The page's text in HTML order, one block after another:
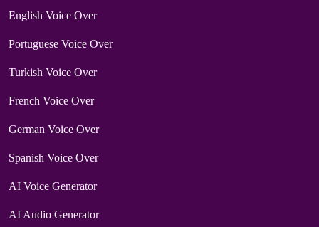
English Voice Over
Portuguese Voice Over
Turkish Voice Over
French Voice Over
German Voice Over
Spanish Voice Over
AI Voice Generator
AI Audio Generator